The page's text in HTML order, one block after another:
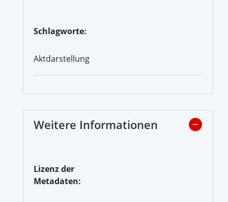
Schlagworte:
Aktdarstellung
Weitere Informationen
Lizenz der
Metadaten: